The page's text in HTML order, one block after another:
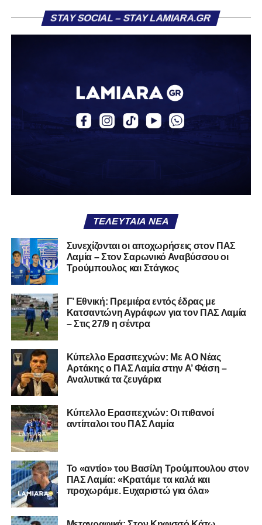
Ακολουθήστε τοlamiara.grστοGoogle Newsγια να
μαθαίνετε πρώτοι τα κυανόλευκα νέα στην Ελλάδα και τον
υπόλοιπο κόσμο. Ακολουθήστε το lamiara.gr στο
Facebook, στο Twitterκαι στοInstagram για να
μαθαίνετε σε χρόνο dt όλα τα νέα.
STAY SOCIAL – STAY LAMIARA.GR
ΤΕΛΕΥΤΑΊΑ ΝΈΑ
Συνεχίζονται οι αποχωρήσεις στον ΠΑΣ
Λαμία – Στον Σαρωνικό Αναβύσσου οι
Τρούμπουλος και Στάγκος
Γ’ Εθνική: Πρεμιέρα εντός έδρας με
Κατσαντώνη Αγράφων για τον ΠΑΣ Λαμία
– Στις 27/9 η σέντρα
Kύπελλο Ερασιτεχνών: Με AO Nέας
Αρτάκης ο ΠΑΣ Λαμία στην Α’ Φάση –
Αναλυτικά τα ζευγάρια
Κύπελλο Ερασιτεχνών: Οι πιθανοί
αντίπαλοι του ΠΑΣ Λαμία
Το «αντίο» του Βασίλη Τρούμπουλου στον
ΠΑΣ Λαμία: «Κρατάμε τα καλά και
προχωράμε. Ευχαριστώ για όλα»